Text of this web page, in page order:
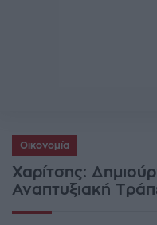
Οικονομία
Χαρίτσης:
Αναπτυξιακή